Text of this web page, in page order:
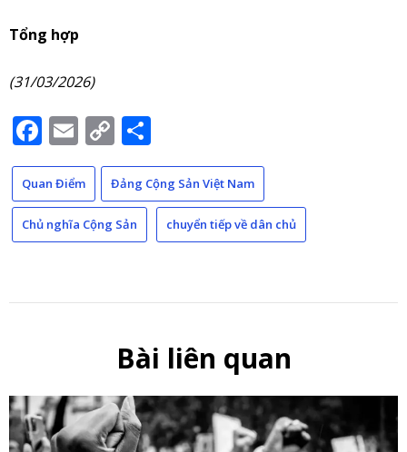
Tổng hợp
(31/03/2026)
Facebook
Email
Copy
Link
Quan Điểm Đảng Cộng Sản Việt Nam
Chủ nghĩa Cộng Sản chuyển tiếp về dân chủ
Bài liên quan